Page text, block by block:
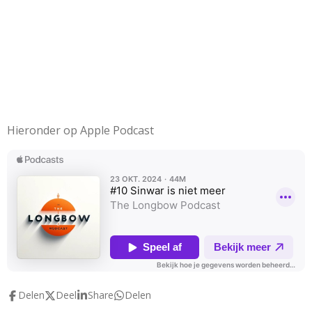
Hieronder op Apple Podcast
Delen Deel Share Delen